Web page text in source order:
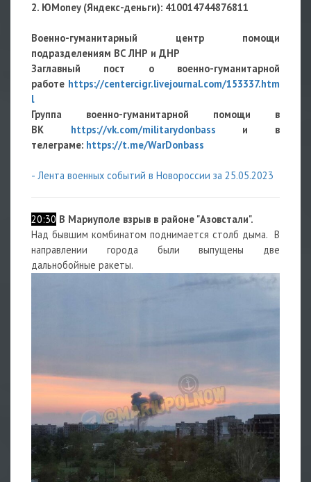
2. ЮMoney (Яндекс-деньги): 410014744876811
Военно-гуманитарный центр помощи
подразделениям ВС ЛНР и ДНР
Заглавный пост о военно-гуманитарной
работе https://centercigr.livejournal.com/153337.htm
l
Группа военно-гуманитарной помощи в
ВК https://vk.com/militarydonbass и в
телеграме: https://t.me/WarDonbass
- Лента военных событий в Новороссии за 25.05.2023
20:30 В Мариуполе взрыв в районе "Азовстали".
Над бывшим комбинатом поднимается столб дыма. В
направлении города были выпущены две
дальнобойные ракеты.